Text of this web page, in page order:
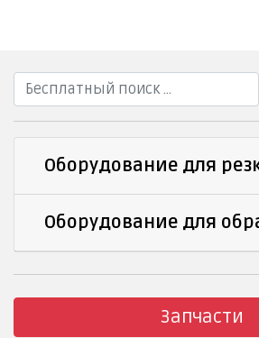
Оборудование для
Оборудование для
Запчасти